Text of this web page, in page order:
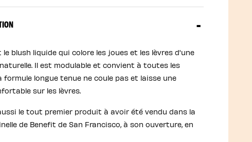
blush liquide qui colore les joues et les lèvres d'une
Il est modulable et convient à toutes les
formule longue tenue ne coule pas et laisse une
sur les lèvres.
le tout premier produit à avoir été vendu dans la
de Benefit de San Francisco, à son ouverture, en